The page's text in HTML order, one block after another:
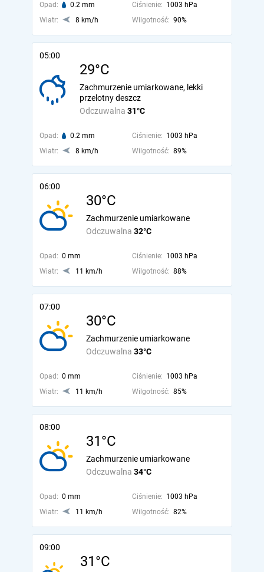
Opad: 0.2 mm Ciśnienie: 1003 hPa
Wiatr:
8 km/h Wilgotność: 90%
05:00
29°C
Odczuwalna 31°C
Zachmurzenie umiarkowane, lekki
przelotny deszcz
Opad: 0.2 mm Ciśnienie: 1003 hPa
Wiatr:
8 km/h Wilgotność: 89%
06:00
30°C
Odczuwalna 32°C
Zachmurzenie umiarkowane
Opad: 0 mm Ciśnienie: 1003 hPa
Wiatr:
11 km/h Wilgotność: 88%
07:00
30°C
Odczuwalna 33°C
Zachmurzenie umiarkowane
Opad: 0 mm Ciśnienie: 1003 hPa
Wiatr:
11 km/h Wilgotność: 85%
08:00
31°C
Odczuwalna 34°C
Zachmurzenie umiarkowane
Opad: 0 mm Ciśnienie: 1003 hPa
Wiatr:
11 km/h Wilgotność: 82%
09:00
31°C